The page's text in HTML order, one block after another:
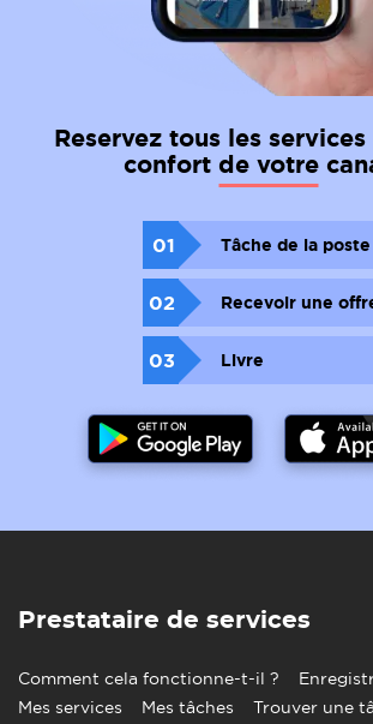
Reservez tous les
confort de votre
01 Tâche de la poste
02 Recevoir une
03 Livre
Prestataire de services
Comment cela fonctionne-t-il ?
Mes services
Mes tâches
Trouver une